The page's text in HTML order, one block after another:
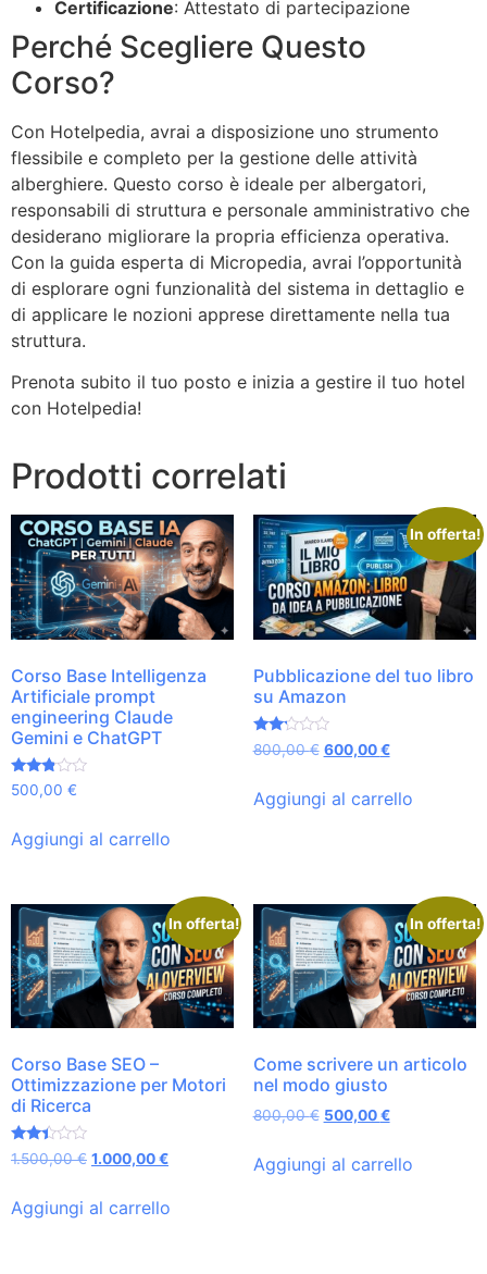
Certificazione: Attestato di partecipazione
Perché Scegliere Questo
Corso?
Con Hotelpedia, avrai a disposizione uno strumento
flessibile e completo per la gestione delle attività
alberghiere. Questo corso è ideale per albergatori,
responsabili di struttura e personale amministrativo che
desiderano migliorare la propria efficienza operativa.
Con la guida esperta di Micropedia, avrai l’opportunità
di esplorare ogni funzionalità del sistema in dettaglio e
di applicare le nozioni apprese direttamente nella tua
struttura.
Prenota subito il tuo posto e inizia a gestire il tuo hotel
con Hotelpedia!
Prodotti correlati
Corso Base Intelligenza
Artificiale prompt
engineering Claude
Gemini e ChatGPT
Valutato
2.72
500,00 €
Aggiungi al carrello
In offerta!
Pubblicazione del tuo libro
su Amazon
Valutato
2.12
800,00€ 600,00€
Aggiungi al carrello
In offerta!
Corso Base SEO –
Ottimizzazione per Motori
di Ricerca
Valutato
2.27
1.500,00€ 1.000,00€
Aggiungi al carrello
In offerta!
Come scrivere un articolo
nel modo giusto
800,00€ 500,00€
Aggiungi al carrello